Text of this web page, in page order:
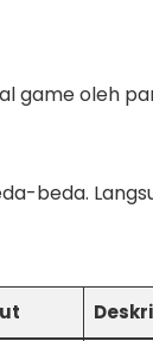
game oleh
beda.